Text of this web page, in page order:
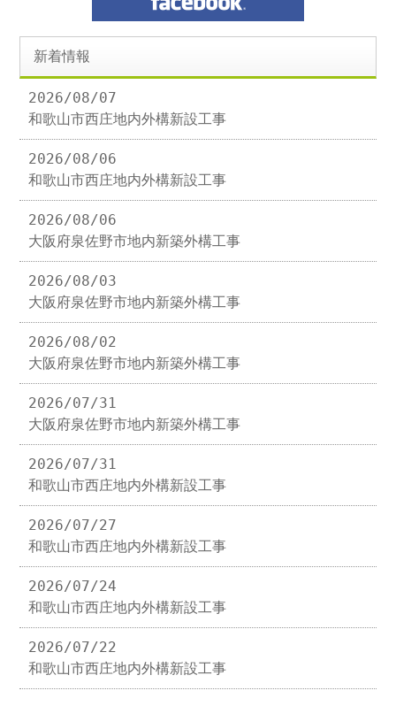
新着情報
2026/08/07
和歌山市西庄地内外構新設工事
2026/08/06
和歌山市西庄地内外構新設工事
2026/08/06
大阪府泉佐野市地内新築外構工事
2026/08/03
大阪府泉佐野市地内新築外構工事
2026/08/02
大阪府泉佐野市地内新築外構工事
2026/07/31
大阪府泉佐野市地内新築外構工事
2026/07/31
和歌山市西庄地内外構新設工事
2026/07/27
和歌山市西庄地内外構新設工事
2026/07/24
和歌山市西庄地内外構新設工事
2026/07/22
和歌山市西庄地内外構新設工事